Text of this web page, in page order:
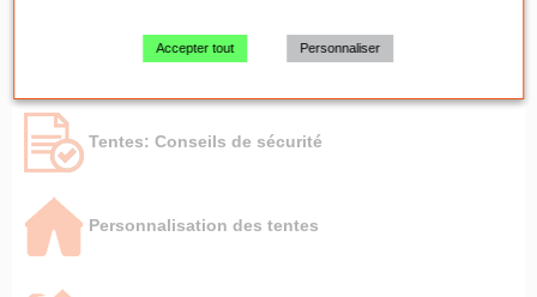
Lestage des tentes pliantes
Tentes: Conseils de sécurité
Personnalisation des tentes
Accepter tout Personnaliser